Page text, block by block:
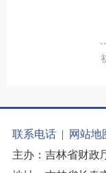
联系电话 |
网站地
主办：吉林省财政